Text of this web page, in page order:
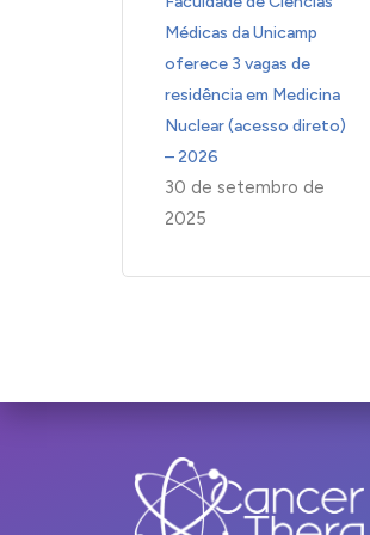
Médicas da Unicamp
oferece 3 vagas de
residência em Medicina
Nuclear (acesso direto)
– 2026
30 de setembro de
2025